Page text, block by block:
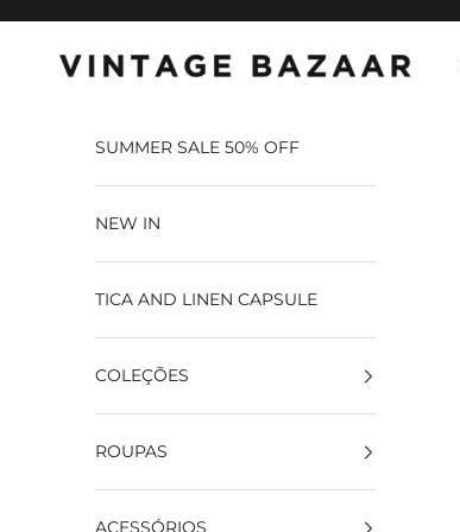
Vintage Bazaar
SUMMER SALE 50% OFF
NEW IN
TICA AND LINEN CAPSULE
COLEÇÕES
ROUPAS
ACESSÓRIOS